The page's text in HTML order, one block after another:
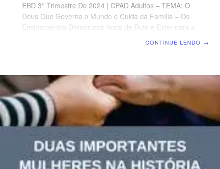
EBD 3° Trimestre De 2024 | CPAD Adultos – TEMA: O
Deus Que Governa o Mundo e Cuida da Família – Os
Ensinamentos Divinos nos livros de Rute e Ester para a
peregrinar nos campos de Moabe, ele, e sua mulher, e
seus dois filhos.” (Rt 1.1) VERDADE PRÁTICA Servir a
Deus não nos isenta
CONTINUE LENDO →